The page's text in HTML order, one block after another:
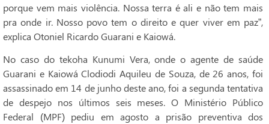
porque vem mais violência. Nossa terra é ali e não tem mais
pra onde ir. Nosso povo tem o direito e quer viver em paz”,
explica Otoniel Ricardo Guarani e Kaiowá.
No caso do tekoha Kunumi Vera, onde o agente de saúde
Guarani e Kaiowá Clodiodi Aquileu de Souza, de 26 anos, foi
assassinado em 14 de junho deste ano, foi a segunda tentativa
de despejo nos últimos seis meses. O Ministério Público
Federal (MPF) pediu em agosto a prisão preventiva dos